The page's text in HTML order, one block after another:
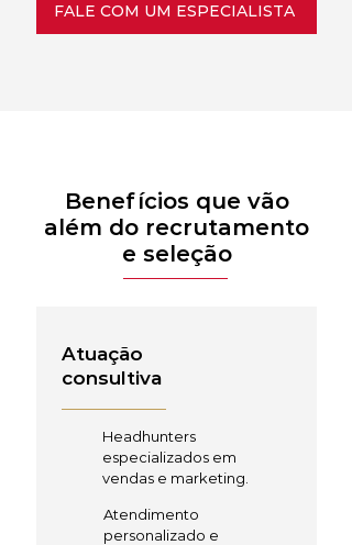
FALE COM UM ESPECIALISTA
Benefícios que vão
além do recrutamento
e seleção
Atuação
consultiva
Headhunters
especializados em
vendas e marketing.
Atendimento
personalizado e